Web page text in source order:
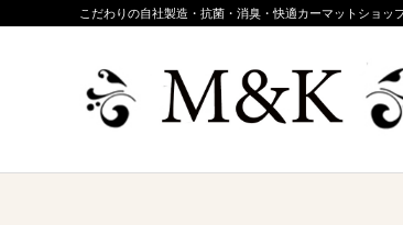
こだわりの自社製造・抗菌・消臭・快適カーマットショッ